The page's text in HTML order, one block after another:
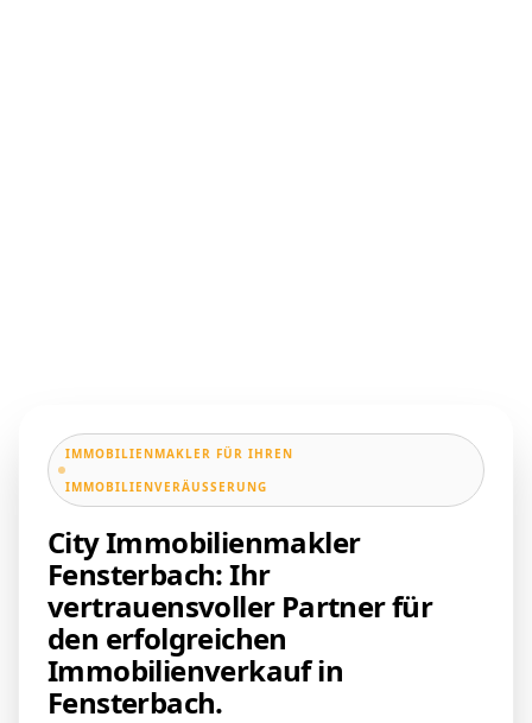
IMMOBILIENMAKLER FÜR IHREN
IMMOBILIENVERÄUSSERUNG
City Immobilienmakler
Fensterbach: Ihr
vertrauensvoller Partner für
den erfolgreichen
Immobilienverkauf in
Fensterbach.